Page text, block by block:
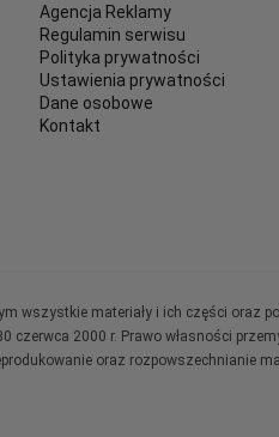
Agencja Reklamy
Regulamin serwisu
Polityka prywatności
Ustawienia prywatności
Dane osobowe
Kontakt
wszystkie materiały i ich części oraz
czerwca 2000 r. Prawo własności
oraz rozpowszechnianie